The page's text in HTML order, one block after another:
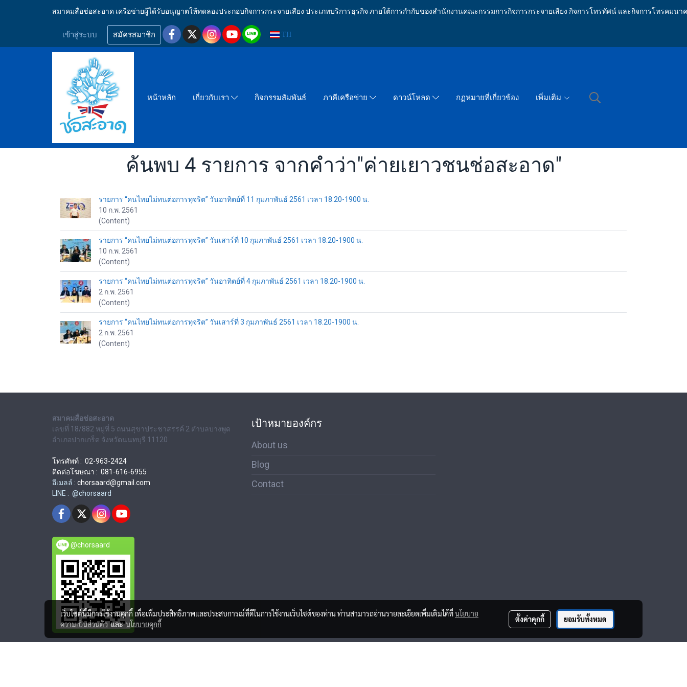
สมาคมสื่อช่อสะอาด เครือข่ายผู้ได้รับอนุญาตให้ทดลองประกอบกิจการกระจายเสียง ประเภทบริการธุรกิจ ภายใต้การกำกับของสำนักงานคณะกรรมการกิจการกระจายเสียง กิจการโทรทัศน์ และกิจการโทรคมนา
เข้าสู่ระบบ สมัครสมาชิก TH
หน้าหลัก เกี่ยวกับเรา กิจกรรมสัมพันธ์ ภาคีเครือข่าย ดาวน์โหลด กฏหมายที่เกี่ยวข้อง เพิ่มเติม
ค้นพบ 4 รายการ จากคำว่า"ค่ายเยาวชนช่อสะอาด"
รายการ “คนไทยไม่ทนต่อการทุจริต” วันอาทิตย์ที่ 11 กุมภาพันธ์ 2561 เวลา 18.20-1900 น.
10 ก.พ. 2561
(Content)
รายการ “คนไทยไม่ทนต่อการทุจริต” วันเสาร์ที่ 10 กุมภาพันธ์ 2561 เวลา 18.20-1900 น.
10 ก.พ. 2561
(Content)
รายการ “คนไทยไม่ทนต่อการทุจริต” วันอาทิตย์ที่ 4 กุมภาพันธ์ 2561 เวลา 18.20-1900 น.
2 ก.พ. 2561
(Content)
รายการ “คนไทยไม่ทนต่อการทุจริต” วันเสาร์ที่ 3 กุมภาพันธ์ 2561 เวลา 18.20-1900 น.
2 ก.พ. 2561
(Content)
สมาคมสื่อช่อสะอาด
เลขที่ 18/882 หมู่ที่ 5 ถนนสุขาประชาสรรค์ 2 ตำบลบางพูด
อำเภอปากเกร็ด จังหวัดนนทบุรี 11120
โทรศัพท์ : 02-963-2424
ติดต่อโฆษณา : 081-616-6955
อีเมลล์ : chorsaard@gmail.com
LINE : @chorsaard
@chorsaard
เป้าหมายองค์กร
About us
Blog
Contact
เว็บไซต์นี้มีการใช้งานคุกกี้ เพื่อเพิ่มประสิทธิภาพและประสบการณ์ที่ดีในการใช้งานเว็บไซต์ของท่าน ท่านสามารถอ่านรายละเอียดเพิ่มเติมได้ที่นโยบาย
ความเป็นส่วนตัวและนโยบายคุกกี้
ตั้งค่าคุกกี้ ยอมรับทั้งหมด